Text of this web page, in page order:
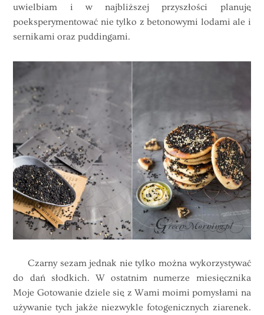
uwielbiam i w najbliższej przyszłości planuję
poeksperymentować nie tylko z betonowymi lodami ale i
sernikami oraz puddingami.
Czarny sezam jednak nie tylko można wykorzystywać
do dań słodkich. W ostatnim numerze miesięcznika
Moje Gotowanie dziele się z Wami moimi pomysłami na
używanie tych jakże niezwykle fotogenicznych ziarenek.